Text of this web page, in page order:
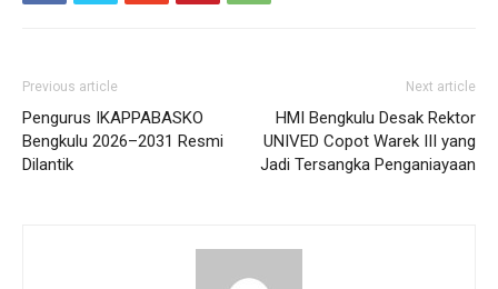
Previous article
Pengurus IKAPPABASKO
Bengkulu 2026–2031 Resmi
Dilantik
Next article
HMI Bengkulu Desak Rektor
UNIVED Copot Warek III yang
Jadi Tersangka Penganiayaan